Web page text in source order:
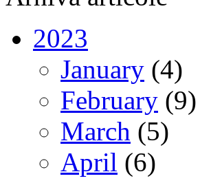
2023
January (4)
February (9)
March (5)
April (6)